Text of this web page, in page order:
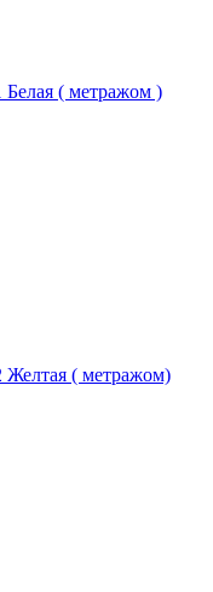
( метражом )
( метражом)